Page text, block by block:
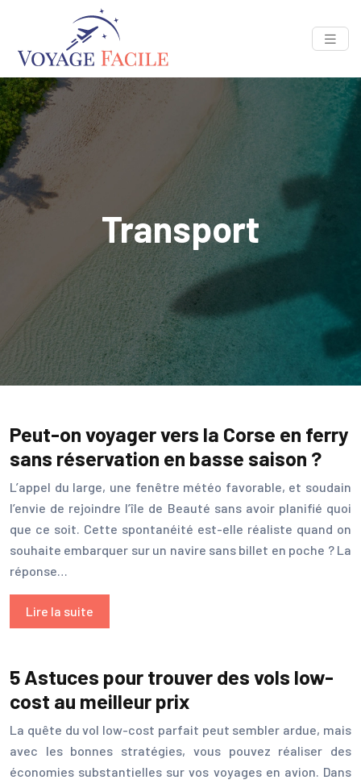
Transport
Peut-on voyager vers la Corse en ferry
sans réservation en basse saison ?
L’appel du large, une fenêtre météo favorable, et soudain
l’envie de rejoindre l’île de Beauté sans avoir planifié quoi
que ce soit. Cette spontanéité est-elle réaliste quand on
souhaite embarquer sur un navire sans billet en poche ? La
réponse…
Lire la suite
5 Astuces pour trouver des vols low-
cost au meilleur prix
La quête du vol low-cost parfait peut sembler ardue, mais
avec les bonnes stratégies, vous pouvez réaliser des
économies substantielles sur vos voyages en avion. Dans